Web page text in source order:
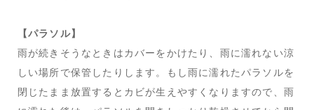
【パラソル】
雨が続きそうなときはカバーをかけたり、雨に濡れない涼
しい場所で保管したりします。もし雨に濡れたパラソルを
閉じたまま放置するとカビが生えやすくなりますので、雨